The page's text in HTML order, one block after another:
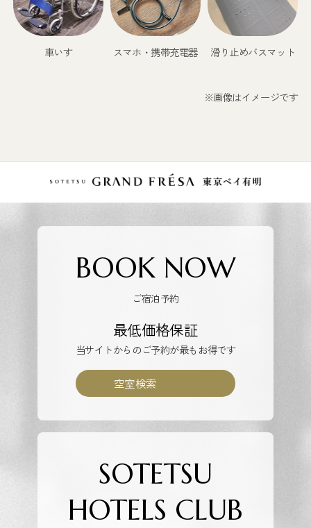
車いす スマホ・携帯充電器 滑り止めバスマット
※画像はイメージです
BOOK NOW
ご宿泊予約
最低価格保証
当サイトからのご予約が最もお得です
空室検索
SOTETSU
HOTELS CLUB